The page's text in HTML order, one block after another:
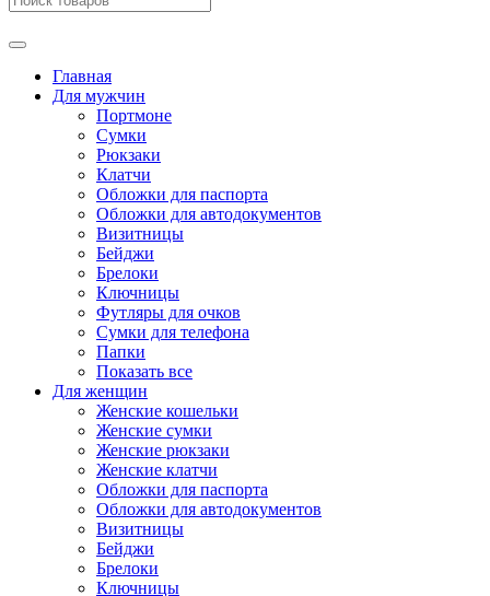
Главная
Для мужчин
Портмоне
Сумки
Рюкзаки
Клатчи
Обложки для паспорта
Обложки для автодокументов
Визитницы
Бейджи
Брелоки
Ключницы
Футляры для очков
Сумки для телефона
Папки
Показать все
Для женщин
Женские кошельки
Женские сумки
Женские рюкзаки
Женские клатчи
Обложки для паспорта
Обложки для автодокументов
Визитницы
Бейджи
Брелоки
Ключницы